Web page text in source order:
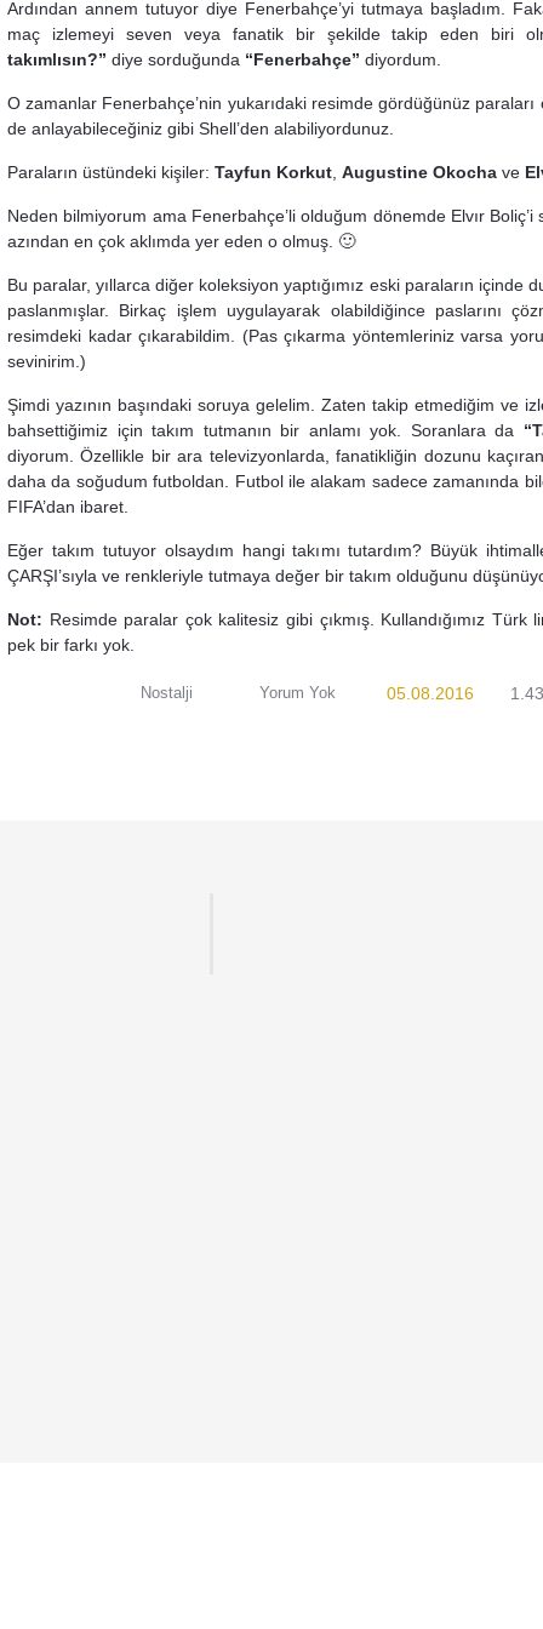
Ardından annem tutuyor diye Fenerbahçe’yi tutmaya başladım.
maç izlemeyi seven veya fanatik bir şekilde takip eden biri
takımlısın?” diye sorduğunda “Fenerbahçe” diyordum.
O zamanlar Fenerbahçe’nin yukarıdaki resimde gördüğünüz
de anlayabileceğiniz gibi Shell’den alabiliyordunuz.
Paraların üstündeki kişiler: Tayfun Korkut Augustine Okocha ve
Neden bilmiyorum ama Fenerbahçe’li olduğum dönemde Elvır Boliç’i
azından en çok aklımda yer eden o olmuş. 🙂
Bu paralar, yıllarca diğer koleksiyon yaptığımız eski paraların içinde
paslanmışlar. Birkaç işlem uygulayarak olabildiğince paslarını
resimdeki kadar çıkarabildim. (Pas çıkarma yöntemleriniz varsa
sevinirim.)
Şimdi yazının başındaki soruya gelelim. Zaten takip etmediğim ve
bahsettiğimiz için takım tutmanın bir anlamı yok. Soranlara da
diyorum. Özellikle bir ara televizyonlarda, fanatikliğin dozunu
daha da soğudum futboldan. Futbol ile alakam sadece zamanında
FIFA’dan ibaret.
Eğer takım tutuyor olsaydım hangi takımı tutardım? Büyük
ÇARŞI’sıyla ve renkleriyle tutmaya değer bir takım olduğunu
Not: Resimde paralar çok kalitesiz gibi çıkmış. Kullandığımız Türk
pek bir farkı yok.
Nostalji Yorum Yok 05.08.2016